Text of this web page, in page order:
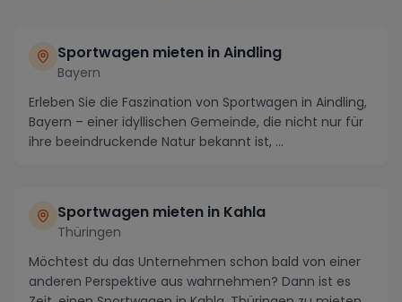
Sportwagen mieten in Aindling
Bayern
Erleben Sie die Faszination von Sportwagen in Aindling,
Bayern – einer idyllischen Gemeinde, die nicht nur für
ihre beeindruckende Natur bekannt ist, ...
Sportwagen mieten in Kahla
Thüringen
Möchtest du das Unternehmen schon bald von einer
anderen Perspektive aus wahrnehmen? Dann ist es